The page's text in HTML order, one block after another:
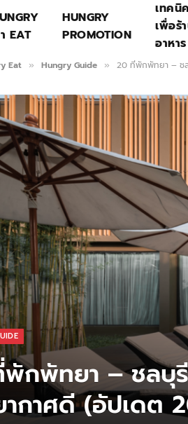
EAT
HUNGRY
PROMOTION
เทคนิค
เพื่อร้
อาหาร
Eat » Hungry Guide » 20 ที่พักพัทยา – ช
กพัทยา – ชลบุ
ากาศดี (อัปเดต